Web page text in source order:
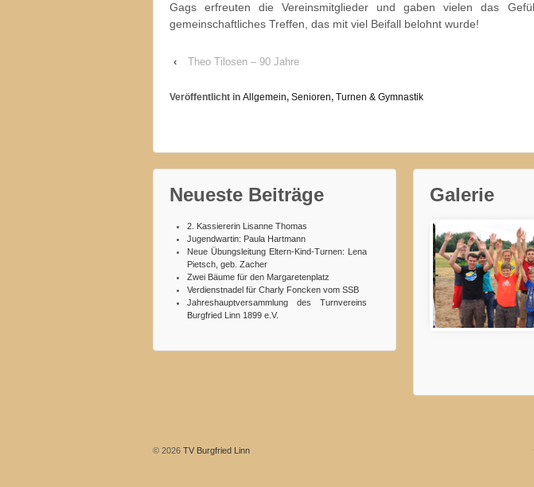
Gags erfreuten die Vereinsmitglieder und gaben vielen das
gemeinschaftliches Treffen, das mit viel Beifall belohnt wurde!
‹ Theo Tilosen – 90 Jahre
Veröffentlicht in Allgemein, Senioren, Turnen & Gymnastik
Neueste Beiträge
2. Kassiererin Lisanne Thomas
Jugendwartin: Paula Hartmann
Neue Übungsleitung Eltern-Kind-Turnen: Lena
Pietsch, geb. Zacher
Zwei Bäume für den Margaretenplatz
Verdienstnadel für Charly Foncken vom SSB
Jahreshauptversammlung des Turnvereins
Burgfried Linn 1899 e.V.
Galerie
Zeltlager2015
© 2026 TV Burgfried Linn